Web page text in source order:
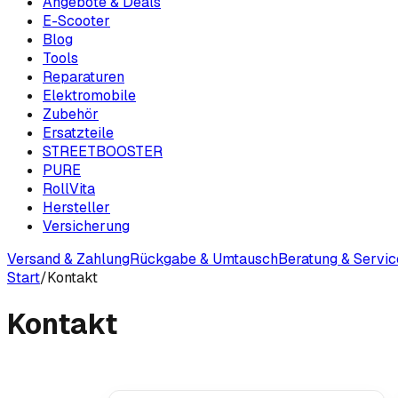
E-Scooter
Blog
Tools
Reparaturen
Elektromobile
Zubehör
Ersatzteile
STREETBOOSTER
PURE
RollVita
Hersteller
Versicherung
Versand & ZahlungRückgabe & UmtauschBeratung &
Start/Kontakt
Kontakt